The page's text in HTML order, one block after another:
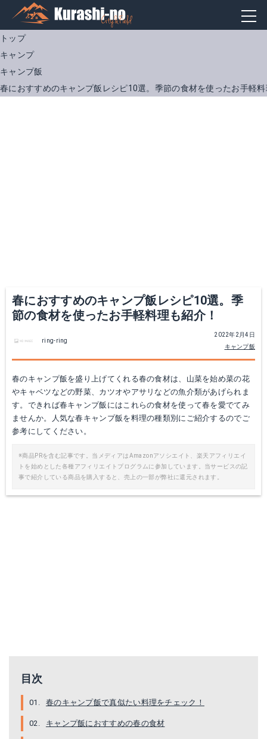
トップ
キャンプ
キャンプ飯
春におすすめのキャンプ飯レシピ10選。季節の食材を使ったお手軽
春におすすめのキャンプ飯レシピ10選。季
節の食材を使ったお手軽料理も紹介！
2022年2月4日
キャンプ飯
ring-ring
春のキャンプ飯を盛り上げてくれる春の食材は、山菜を始め菜の花
やキャベツなどの野菜、カツオやアサリなどの魚介類があげられま
す。できれば春キャンプ飯にはこれらの食材を使って春を愛でてみ
ませんか。人気な春キャンプ飯を料理の種類別にご紹介するのでご
参考にしてください。
※商品PRを含む記事です。当メディアはAmazonアソシエイト、楽天アフィリエイ
トを始めとした各種アフィリエイトプログラムに参加しています。当サービスの記
事で紹介している商品を購入すると、売上の一部が弊社に還元されます。
目次
春のキャンプ飯で真似たい料理をチェック！
キャンプ飯におすすめの春の食材